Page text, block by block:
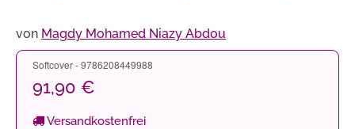
von Magdy Mohamed Niazy Abdou
Softcover - 9786208449988
91,90 €
Versandkostenfrei